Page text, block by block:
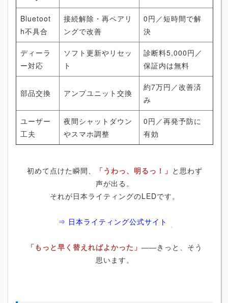
Bluetoot
h不具合
接続解除・再ペアリ
ングで改善
0円／短時間で解
決
ディーラ
ー対応
ソフト更新やリセッ
ト
診断料5,000円／
保証内は無料
部品交換 アンプユニット交換
約7万円／改善済
み
ユーザー
工夫
夜間シャットダウン
やスマホ調整
0円／再発予防に
有効
初めて点けた瞬間、 「うわっ、明るっ！」 と思わず
声が出る。
それが日本ライティングのLEDです。
⇒ 日本ライティング公式サイト
「もっと早く替えればよかった」 ――きっと、そう
思います。